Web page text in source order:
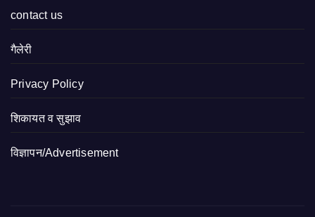
contact us
गैलेरी
Privacy Policy
शिकायत व सुझाव
विज्ञापन/Advertisement